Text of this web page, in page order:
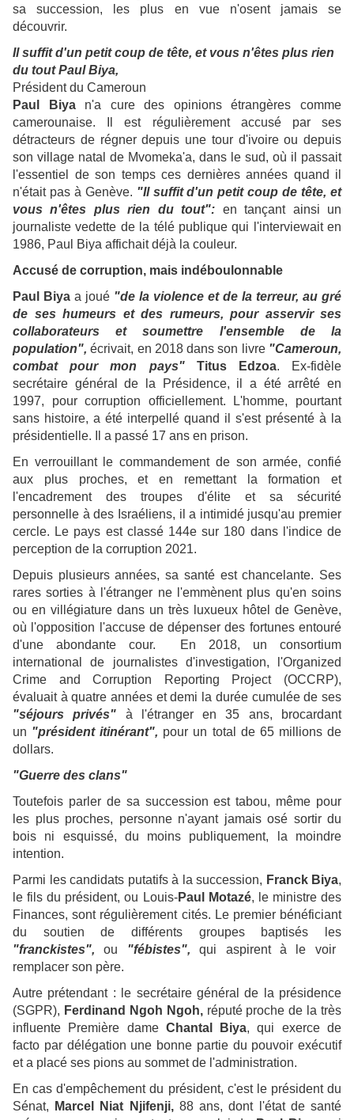
sa succession, les plus en vue n'osent jamais se
découvrir.
Il suffit d'un petit coup de tête, et vous n'êtes plus rien
du tout Paul Biya,
Président du Cameroun
Paul Biyan'a cure des opinions étrangères comme
camerounaise. Il est régulièrement accusé par ses
détracteurs de régner depuis une tour d'ivoire ou depuis
son village natal de Mvomeka'a, dans le sud, où il passait
l'essentiel de son temps ces dernières années quand il
n'était pas à Genève. "Il suffit d'un petit coup de tête, et
vous n'êtes plus rien du tout": en tançant ainsi un
journaliste vedette de la télé publique qui l'interviewait en
1986, Paul Biya affichait déjà la couleur.
Accusé de corruption, mais indéboulonnable
Paul Biya a joué "de la violence et de la terreur, au gré
de ses humeurs et des rumeurs, pour asservir ses
collaborateurs et soumettre l'ensemble de la
population",écrivait, en 2018 dans son livre "Cameroun,
combat pour mon pays"
Titus Edzoa. Ex-fidèle
secrétaire général de la Présidence, il a été arrêté en
1997, pour corruption officiellement. L'homme, pourtant
sans histoire, a été interpellé quand il s'est présenté à la
présidentielle. Il a passé 17 ans en prison.
En verrouillant le commandement de son armée, confié
aux plus proches, et en remettant la formation et
l'encadrement des troupes d'élite et sa sécurité
personnelle à des Israéliens, il a intimidé jusqu'au premier
cercle. Le pays est classé 144e sur 180 dans l'indice de
perception de la corruption 2021.
Depuis plusieurs années, sa santé est chancelante. Ses
rares sorties à l'étranger ne l'emmènent plus qu'en soins
ou en villégiature dans un très luxueux hôtel de Genève,
où l'opposition l'accuse de dépenser des fortunes entouré
d'une abondante cour. En 2018, un consortium
international de journalistes d'investigation, l'Organized
Crime and Corruption Reporting Project (OCCRP),
évaluait à quatre années et demi la durée cumulée de ses
"séjours privés" à l'étranger en 35 ans, brocardant
un "président itinérant", pour un total de 65 millions de
dollars.
"Guerre des clans"
Toutefois parler de sa succession est tabou, même pour
les plus proches, personne n'ayant jamais osé sortir du
bois ni esquissé, du moins publiquement, la moindre
intention.
Parmi les candidats putatifs à la succession, Franck Biya,
le fils du président, ou Louis-Paul Motazé, le ministre des
Finances, sont régulièrement cités. Le premier bénéficiant
du soutien de différents groupes baptisés les
"franckistes",ou "fébistes", qui aspirent à le voir
remplacer son père.
Autre prétendant : le secrétaire général de la présidence
(SGPR), Ferdinand Ngoh Ngoh,réputé proche de la très
influente Première dame Chantal Biya, qui exerce de
facto par délégation une bonne partie du pouvoir exécutif
et a placé ses pions au sommet de l'administration.
En cas d'empêchement du président, c'est le président du
Sénat,
Marcel Niat Njifenji,88 ans, dont l'état de santé